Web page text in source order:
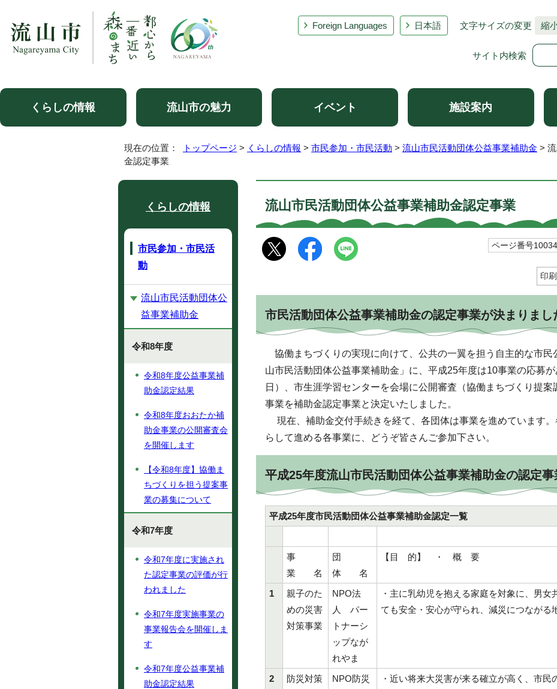
Foreign Languages 日本語 文字サイズの変更 縮
サイト内検索
くらしの情報 流山市の魅力 イベント 施設案内
現在の位置： トップページ > くらしの情報 > 市民参加・市民活動 > 流山市民活動団体公益事業補助金 >
金認定事業
流山市民活動団体公益事業補助金認定事業
ページ番号
印刷
市民活動団体公益事業補助金の認定事業が決まりまし
協働まちづくりの実現に向けて、公共の一翼を担う自主的な市民
山市民活動団体公益事業補助金」に、平成25年度は10事業の応募
日）、市生涯学習センターを会場に公開審査（協働まちづくり提
事業を補助金認定事業と決定いたしました。
現在、補助金交付手続きを経て、各団体は事業を進めています
らして進める各事業に、どうぞ皆さんご参加下さい。
平成25年度流山市民活動団体公益事業補助金の認定事
平成25年度市民活動団体公益事業補助金認定一覧
事
業 名
団
体 名
【目 的】 ・ 概 要
1
親子のた
めの災害
対策事業
NPO法
人 パー
トナーシ
ップなが
れやま
・主に乳幼児を抱える家庭を対象に、男
ても安全・安心が守られ、減災につながる
2
防災対策
NPO防災
・近い将来大災害が来る確立が高く、市
くらしの情報
市民参加・市民活
動
流山市民活動団体公
益事業補助金
令和8年度
令和8年度公益事業補
助金認定結果
令和8年度おおたか補
助金事業の公開審査会
を開催します
【令和8年度】協働ま
ちづくりを担う提案事
業の募集について
令和7年度
令和7年度に実施され
た認定事業の評価が行
われました
令和7年度実施事業の
事業報告会を開催しま
す
令和7年度公益事業補
助金認定結果